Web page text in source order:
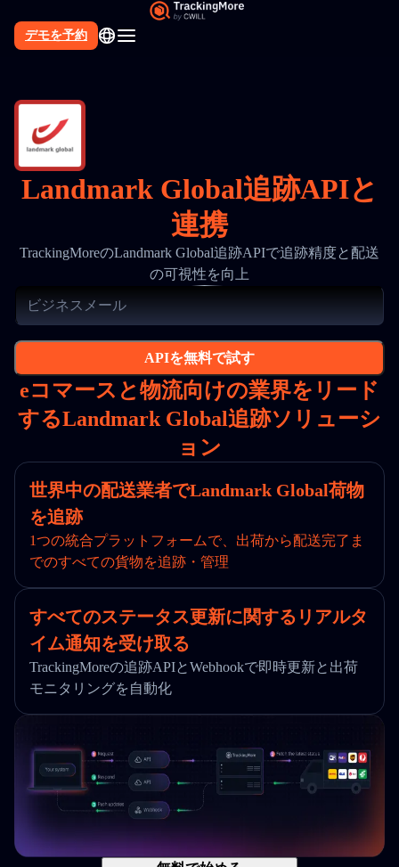
デモを予約
Landmark Global追跡APIと
連携
TrackingMoreのLandmark Global追跡APIで追跡精度と配送
の可視性を向上
APIを無料で試す
eコマースと物流向けの業界をリード
するLandmark Global追跡ソリューシ
ョン
世界中の配送業者でLandmark Global荷物
を追跡
1つの統合プラットフォームで、出荷から配送完了ま
でのすべての貨物を追跡・管理
すべてのステータス更新に関するリアルタ
イム通知を受け取る
TrackingMoreの追跡APIとWebhookで即時更新と出荷
モニタリングを自動化